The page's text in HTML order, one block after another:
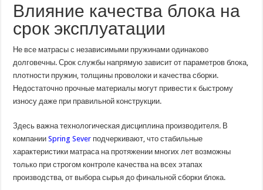
Влияние качества блока на
срок эксплуатации
Не все матрасы с независимыми пружинами одинаково
долговечны. Срок службы напрямую зависит от параметров блока,
плотности пружин, толщины проволоки и качества сборки.
Недостаточно прочные материалы могут привести к быстрому
износу даже при правильной конструкции.
Здесь важна технологическая дисциплина производителя. В
компанииSpring Sever подчеркивают, что стабильные
характеристики матраса на протяжении многих лет возможны
только при строгом контроле качества на всех этапах
производства, от выбора сырья до финальной сборки блока.